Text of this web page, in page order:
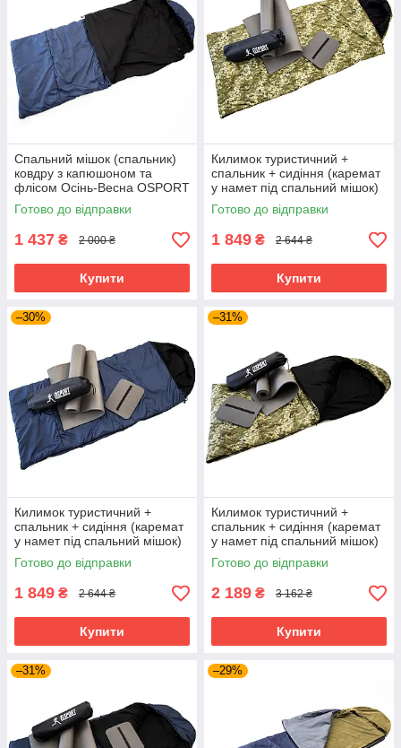
Спальний мішок (спальник)
ковдру з капюшоном та
флісом Осінь-Весна OSPORT
Tourist Medium+ (ty-0034)
Синій
Готово до відправки
1 437 ₴ 2 000 ₴
Купити
Килимок туристичний +
спальник + сидіння (каремат
у намет під спальний мішок)
OSPORT Осінь Medium+ (n-
0029) Піксель
Готово до відправки
1 849 ₴ 2 644 ₴
Купити
–30%
Килимок туристичний +
спальник + сидіння (каремат
у намет під спальний мішок)
OSPORT Осінь Medium+ (n-
0029) Синій
Готово до відправки
1 849 ₴ 2 644 ₴
Купити
–31%
Килимок туристичний +
спальник + сидіння (каремат
у намет під спальний мішок)
OSPORT Lite Зима + (n-0027)
Піксель
Готово до відправки
2 189 ₴ 3 162 ₴
Купити
–31% –29%